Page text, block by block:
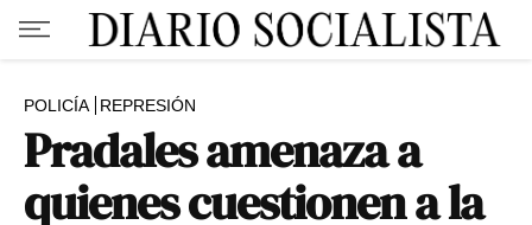
POLICÍA REPRESIÓN
Pradales amenaza a
quienes cuestionen a la